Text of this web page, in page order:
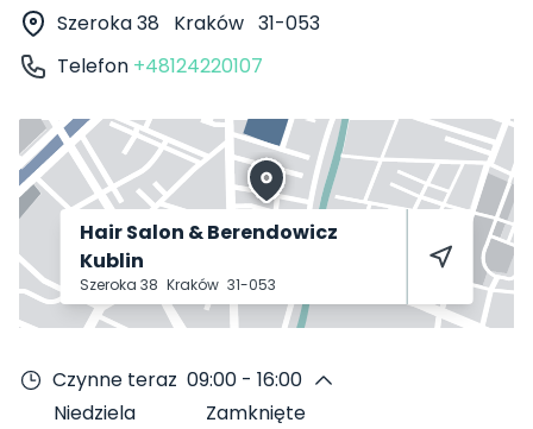
Szeroka 38 Kraków 31-053
Telefon +48124220107
Hair Salon & Berendowicz
Kublin
Szeroka 38 Kraków 31-053
Czynne teraz 09:00 - 16:00
Niedziela
Zamknięte